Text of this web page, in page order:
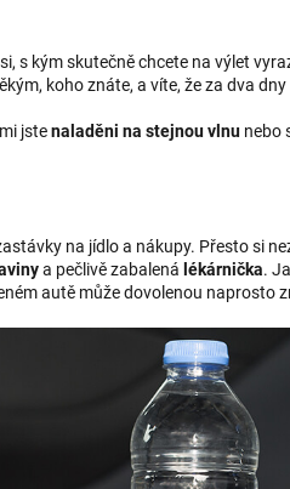
s kým skutečně chcete na výlet
koho znáte, a víte, že za dva
jstenaladěni na stejnou vlnu nebo
na jídlo a nákupy. Přesto si
a pečlivě zabalená lékárnička.
autě může dovolenou naprosto